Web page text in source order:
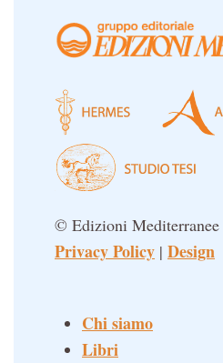
© Edizioni Mediterranee
Privacy Policy | Design
Chi siamo
Libri